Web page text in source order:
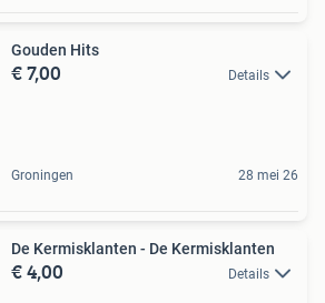
Gouden Hits
€ 7,00 Details
Groningen 28 mei 26
De Kermisklanten - De Kermisklanten
€ 4,00 Details